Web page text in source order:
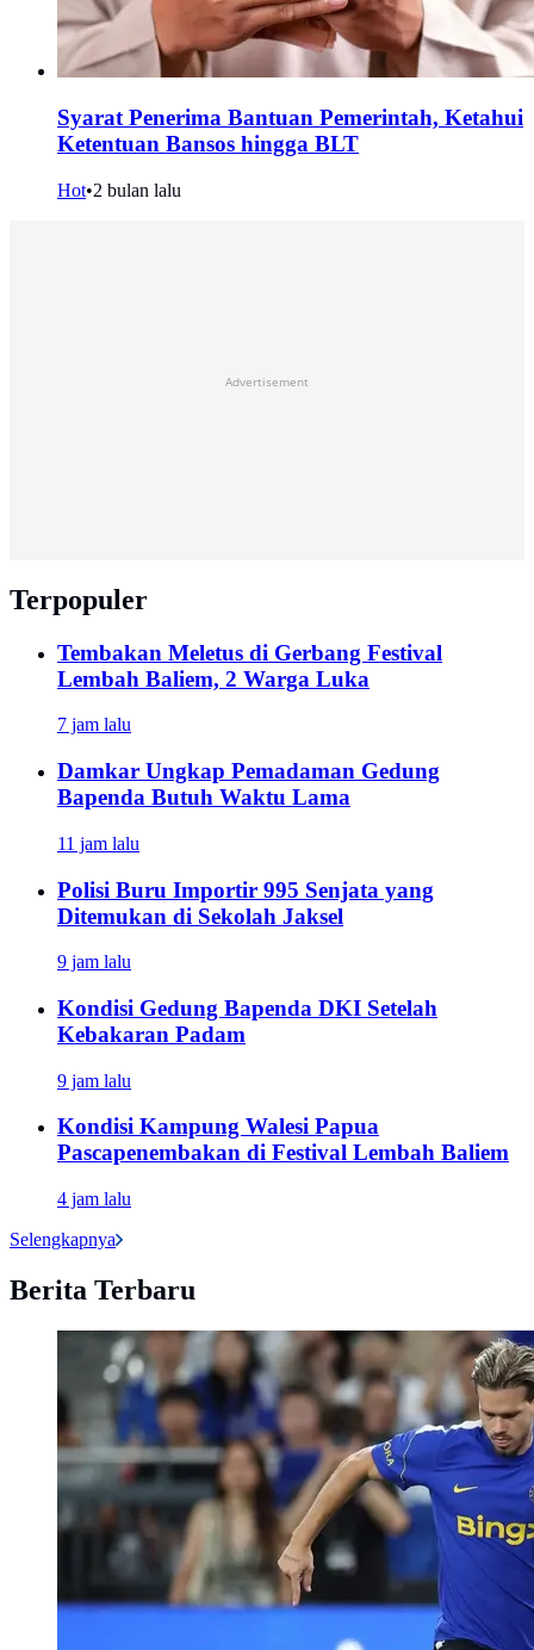
Syarat Penerima Bantuan Pemerintah, Ketahui
Ketentuan Bansos hingga BLT
Hot•2 bulan lalu
Advertisement
Terpopuler
Tembakan Meletus di Gerbang Festival
Lembah Baliem, 2 Warga Luka
7 jam lalu
Damkar Ungkap Pemadaman Gedung
Bapenda Butuh Waktu Lama
11 jam lalu
Polisi Buru Importir 995 Senjata yang
Ditemukan di Sekolah Jaksel
9 jam lalu
Kondisi Gedung Bapenda DKI Setelah
Kebakaran Padam
9 jam lalu
Kondisi Kampung Walesi Papua
Pascapenembakan di Festival Lembah Baliem
4 jam lalu
Selengkapnya
Berita Terbaru